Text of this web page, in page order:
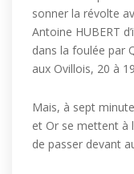
sonner la révolte
Antoine HUBERT
dans la foulée par
aux Ovillois, 20 à
Mais, à sept
et Or se mettent à
de passer devant